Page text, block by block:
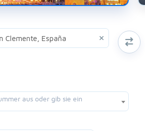
START-
aus oder gib sie ein